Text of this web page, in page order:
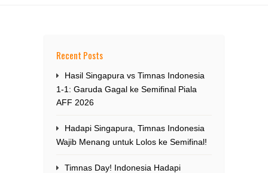
Recent Posts
Hasil Singapura vs Timnas Indonesia
1-1: Garuda Gagal ke Semifinal Piala
AFF 2026
Hadapi Singapura, Timnas Indonesia
Wajib Menang untuk Lolos ke Semifinal!
Timnas Day! Indonesia Hadapi